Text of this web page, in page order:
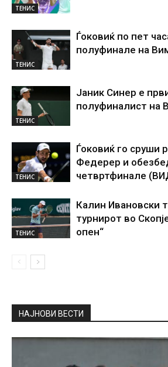
ТЕНИС
ТЕНИС
Ѓоковиќ по пет
полуфинале на
ТЕНИС
Јаник Синер е
полуфиналист на
ТЕНИС
Ѓоковиќ го сруши
Федерер и
четвртфинале
ТЕНИС
Калин Ивановски
турнирот во
опен“
НАЈНОВИ ВЕСТИ